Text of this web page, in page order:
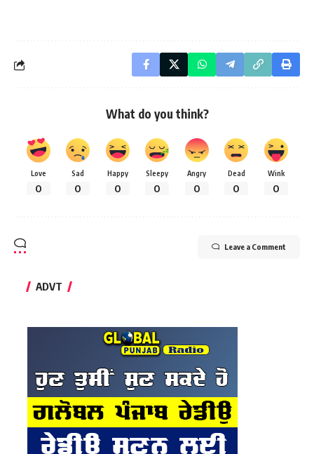
What do you think?
Love
0
Sad
0
Happy
0
Sleepy
0
Angry
0
Dead
0
Wink
0
Leave a Comment
ADVT